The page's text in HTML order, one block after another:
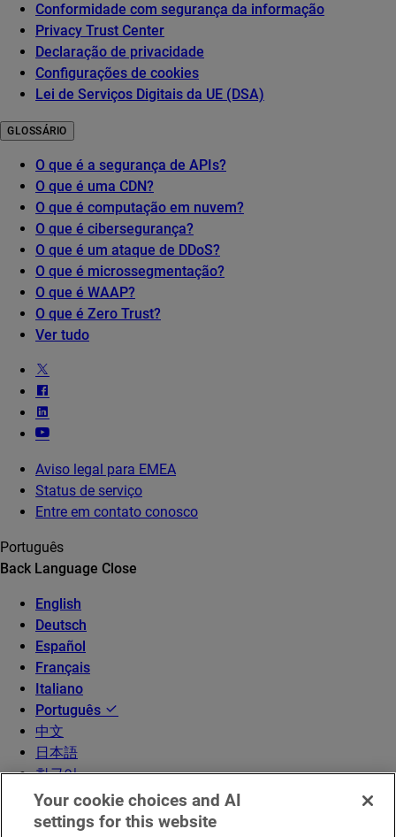
Conformidade com segurança da informação
Privacy Trust Center
Declaração de privacidade
Configurações de cookies
Lei de Serviços Digitais da UE (DSA)
GLOSSÁRIO
O que é a segurança de APIs?
O que é uma CDN?
O que é computação em nuvem?
O que é cibersegurança?
O que é um ataque de DDoS?
O que é microssegmentação?
O que é WAAP?
O que é Zero Trust?
Ver tudo
Aviso legal para EMEA
Status de serviço
Entre em contato conosco
Português
Back Language Close
English
Deutsch
Español
Français
Italiano
Português
中文
日本語
한국어
Your cookie choices and AI
settings for this website